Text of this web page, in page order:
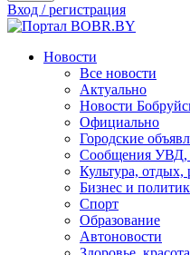
Вход / регистрация
Новости
Все новости
Актуально
Новости
Официально
Городские
Сообщения
Культура, отдых,
Бизнес и
Спорт
Образование
Автоновости